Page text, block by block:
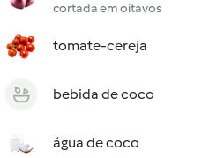
cortada em oitavos
tomate-cereja
bebida de coco
água de coco